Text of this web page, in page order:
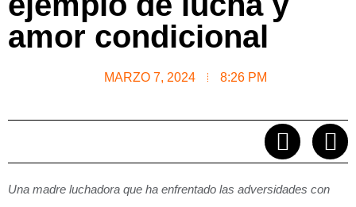
amor condicional
MARZO 7, 2024 8:26 PM
Una madre luchadora que ha enfrentado las adversidades con